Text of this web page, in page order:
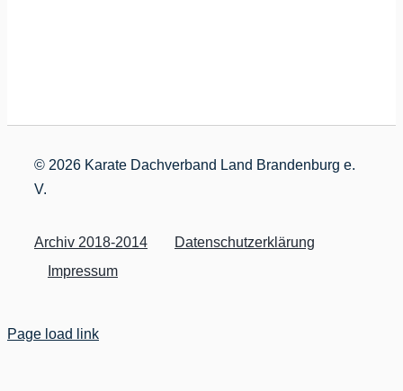
© 2026 Karate Dachverband Land Brandenburg e.
V.
Archiv 2018-2014
Datenschutzerklärung
Impressum
Page load link